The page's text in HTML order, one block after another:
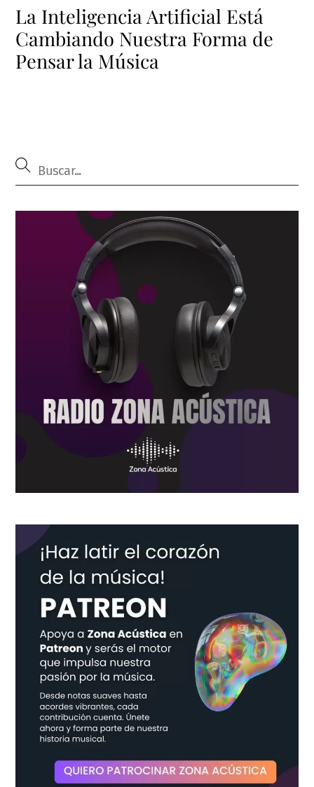
La Inteligencia Artificial Está
Cambiando Nuestra Forma de
Pensar la Música